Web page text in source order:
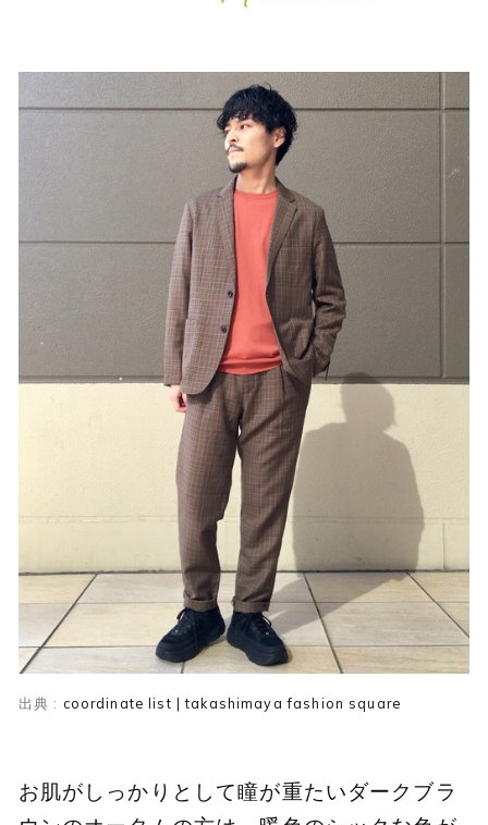
出典 : coordinate list | takashimaya fashion square
お肌がしっかりとして瞳が重たいダークブラ